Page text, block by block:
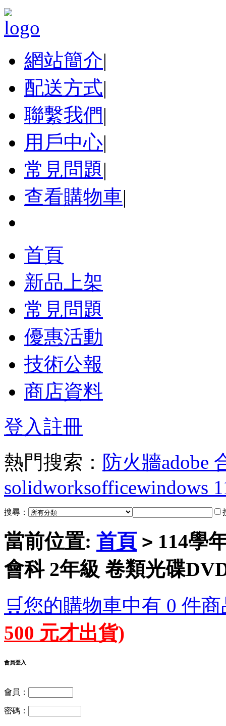
網站簡介|
配送方式|
聯繫我們|
用戶中心|
常見問題|
查看購物車|
首頁
新品上架
常見問題
優惠活動
技術公報
商店資料
登入註冊
熱門搜索： 防火牆adobe
solidworksofficewindows
搜尋：
當前位置: 首頁 > 114學
會科 2年級 卷類光碟
🛒您的購物車中有 0 件
500 元才出貨)
會員登入
會員：
密碼：